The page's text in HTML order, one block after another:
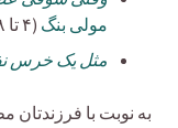
مولی بنگ (۴ تا ۸ سال)
مثل یک خرس
به نوبت با فرزندتان